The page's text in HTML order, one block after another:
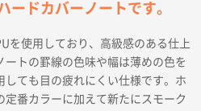
ードカバーノートです。
を使用しており、高級感のある仕上
トの罫線の色味や幅は薄めの色を
ても目の疲れにくい仕様です。ホ
定番カラーに加えて新たにスモーク